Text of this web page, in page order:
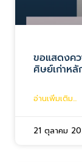
ขอแสดงค
ศิษย์เก่าห
อ่านเพิ่มเติม...
21 ตุลาคม